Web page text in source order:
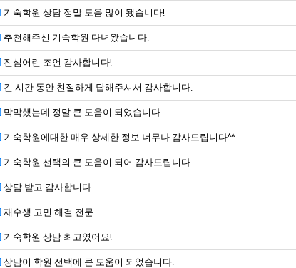
기숙학원 상담 정말 도움 많이 됐습니다!
추천해주신 기숙학원 다녀왔습니다.
진심어린 조언 감사합니다!
긴 시간 동안 친절하게 답해주셔서 감사합니다.
막막했는데 정말 큰 도움이 되었습니다.
기숙학원에대한 매우 상세한 정보 너무나 감사드립니다^^
기숙학원 선택의 큰 도움이 되어 감사드립니다.
상담 받고 감사합니다.
재수생 고민 해결 전문
기숙학원 상담 최고였어요!
상담이 학원 선택에 큰 도움이 되었습니다.